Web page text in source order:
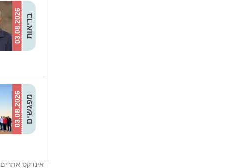
03.08.2026 בריאות
03.08.2026 מפגשים
אינדקס אתרים